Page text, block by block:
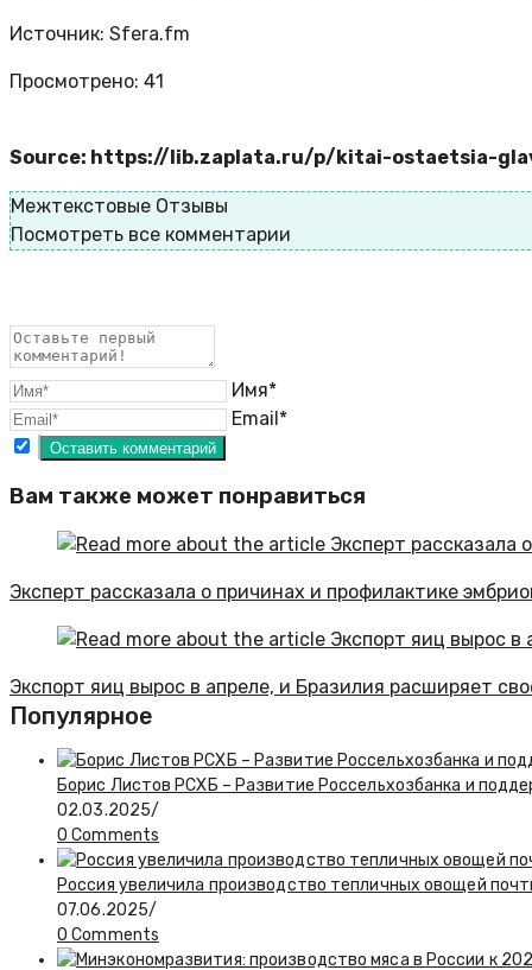
Источник: Sfera.fm
Просмотрено: 41
Source: https://lib.zaplata.ru/p/kitai-ostaetsia-
Межтекстовые Отзывы
Посмотреть все комментарии
Имя*
Email*
Вам также может понравиться
Эксперт рассказала о причинах и профилактике
Экспорт яиц вырос в апреле, и Бразилия расширяет
Популярное
Борис Листов РСХБ – Развитие Россельхозбанка и
02.03.2025/
0 Comments
Россия увеличила производство тепличных овощей
07.06.2025/
0 Comments